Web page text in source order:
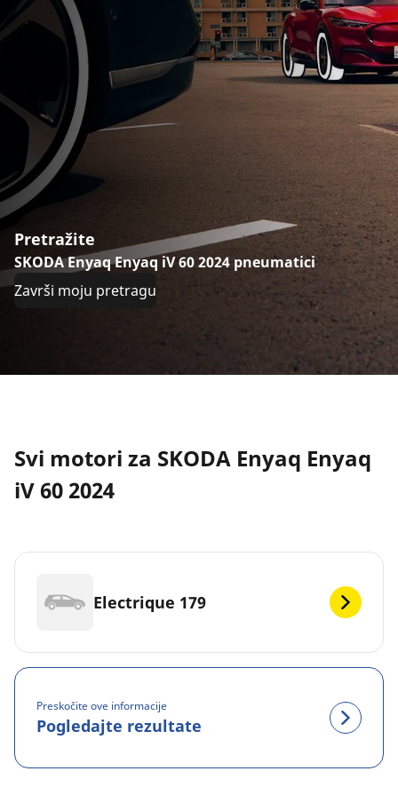
Pretražite
SKODA Enyaq Enyaq iV 60 2024 pneumatici
Završi moju pretragu
Svi motori za SKODA Enyaq Enyaq
iV 60 2024
Electrique 179
Preskočite ove informacije
Pogledajte rezultate